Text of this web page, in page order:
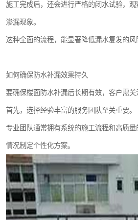
施工完成后，还会进行严格的闭水试验，
渗漏现象。
这种全面的流程，能显著降低漏水复发的风
如何确保防水补漏效果持久
要确保楼面防水补漏后长期有效，客户需关
首先，选择经验丰富的服务团队至关重要。
专业团队通常拥有系统的施工流程和高质
情况制定个性化方案。